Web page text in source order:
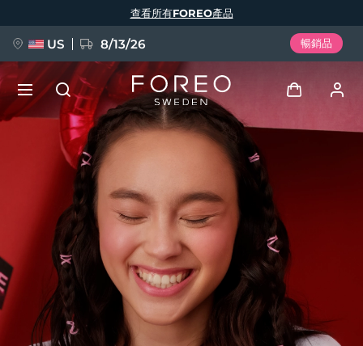
查看所有FOREO產品
US 8/13/26 暢銷品
我的設備
我的訂單
我的地址
FAQ™ Pure Beauty-Tech Elixir
BREAKING NEWS
issa™ Teeth Whitening Set
English Deutsch
Español
Français
Italiano
Português
Polski
Svenska
Русский
Türkçe
简体中文 繁體中文